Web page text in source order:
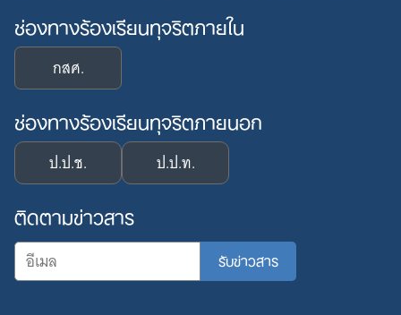
ช่องทางร้องเรียนทุจริตภายใน
กสศ.
ช่องทางร้องเรียนทุจริตภายนอก
ป.ป.ช. ป.ป.ท.
ติดตามข่าวสาร